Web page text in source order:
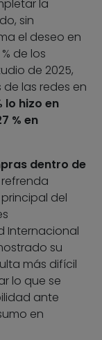
la
sin
el deseo en
de los
de 2025,
las redes en
lo hizo en
% en
dentro de
refrenda
del
Internacional
su
más difícil
lo que se
ante
en